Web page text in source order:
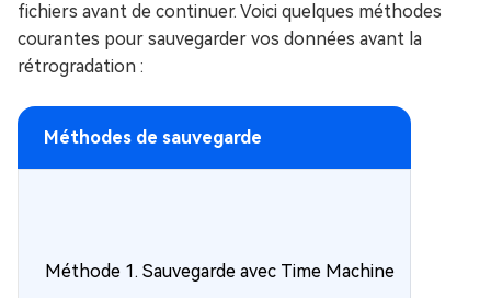
fichiers avant de continuer. Voici quelques méthodes
courantes pour sauvegarder vos données avant la
rétrogradation :
Méthodes de sauvegarde
Méthode 1. Sauvegarde avec Time Machine